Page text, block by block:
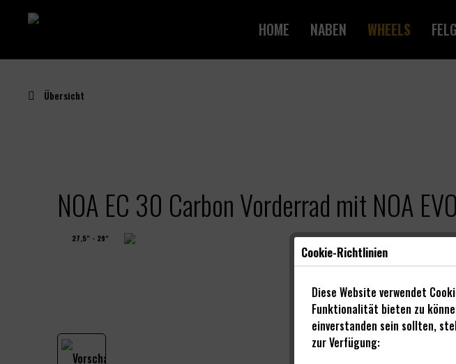
HOME NABEN WHEELS
Übersicht
NOA EC 30 Carbon Vorderrad mit NOA
27,5" - 29"
Cookie-Richtlinien
Diese Website verwendet
Funktionalität bieten zu
einverstanden sein sollten,
zur Verfügung: